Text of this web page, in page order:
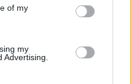
of my
my
Advertising.
Nu känner vi oss redo,
är också bryggda i
då man köpt ett